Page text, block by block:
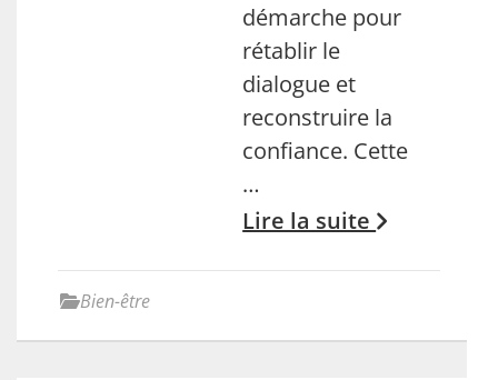
démarche pour
rétablir le
dialogue et
reconstruire la
confiance. Cette
…
Lire la suite
Bien-être